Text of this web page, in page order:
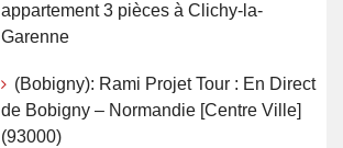
appartement 3 pièces à Clichy-la-
Garenne
(Bobigny): Rami Projet Tour : En Direct
de Bobigny – Normandie [Centre Ville]
(93000)